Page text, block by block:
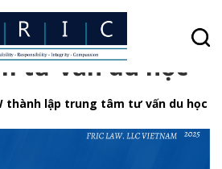
thành lập
tư vấn du học
thành lập trung tâm tư vấn du học